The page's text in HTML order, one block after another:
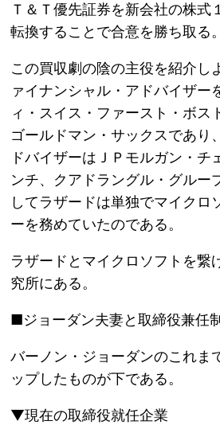
Ｔ＆Ｔ優先証券を新会社の株式
転換することで合意を勝ち取る。
この買収劇の陰の主役を紹介し
ァイナンシャル・アドバイザー
ィ・スイス・ファースト・ボス
ゴールドマン・サックスであり
ドバイザーはＪＰモルガン・チ
ンチ、クアドラングル・グルー
してラザードは単独でマイクロ
ーを務めていたのである。
ラザードとマイクロソフトを繋
究所にある。
■ジョーダン夫妻と取締役兼任
バーノン・ジョーダンのこれま
ップしたものが下である。
▼現在の取締役就任企業